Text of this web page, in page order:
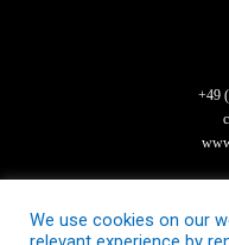
+49
We use cookies on our